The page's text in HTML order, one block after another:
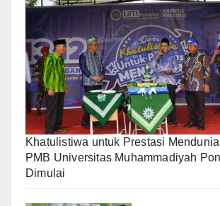
Khatulistiwa untuk Prestasi
PMB Universitas Muhammadiyah
Dimulai